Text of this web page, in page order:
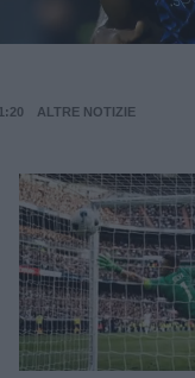
ALTRE NOTIZIE
Loaded
100.00%